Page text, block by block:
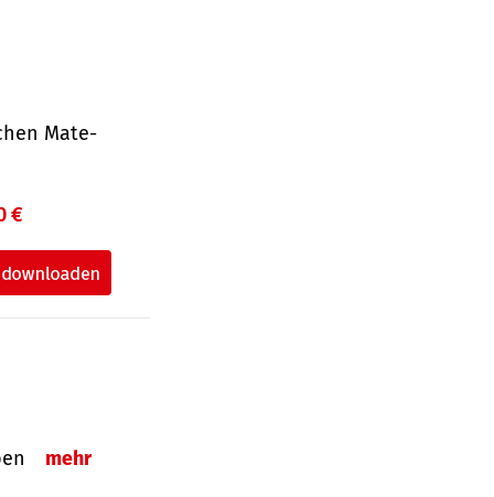
Mate­
€
mehr